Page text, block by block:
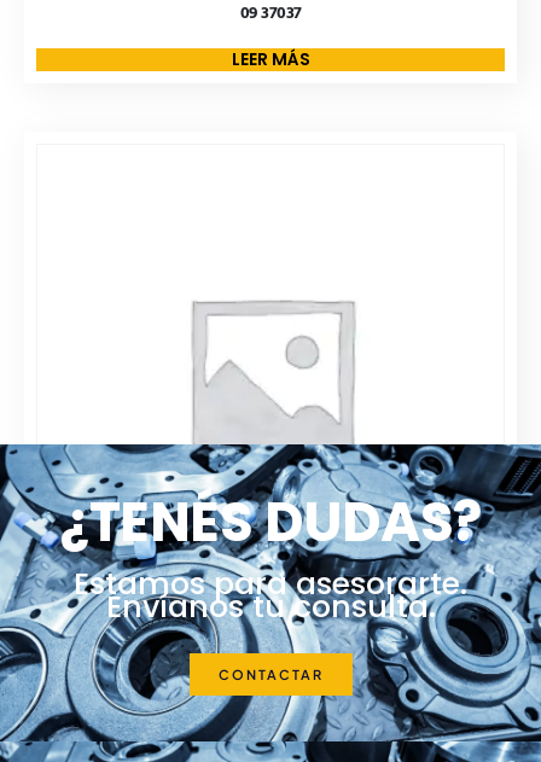
09 37037
LEER MÁS
09 37038
LEER MÁS
¿TENÉS DUDAS?
Estamos para asesorarte.
Envíanos tu consulta.
CONTACTAR